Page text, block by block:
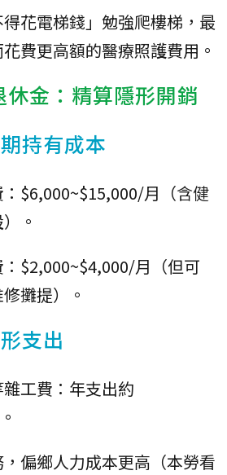
花電梯錢」勉強爬樓梯，最
費更高額的醫療照護費用。
金：精算隱形開銷
持有成本
$6,000~$15,000/月（含健
。
$2,000~$4,000/月（但可
攤提）。
支出
工費：年支出約
偏鄉人力成本更高（本勞看